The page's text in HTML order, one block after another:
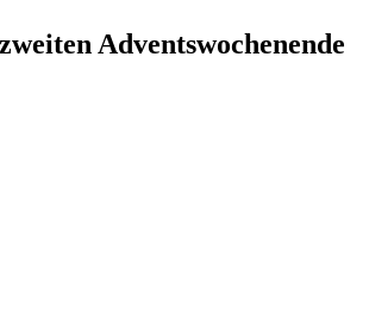
Adventswochenende